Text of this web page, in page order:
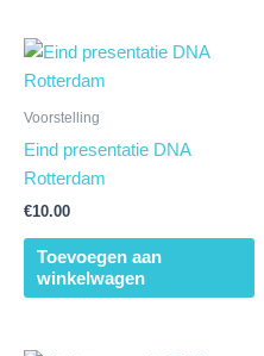
Voorstelling
Eind presentatie DNA
Rotterdam
€10.00
Toevoegen aan
winkelwagen